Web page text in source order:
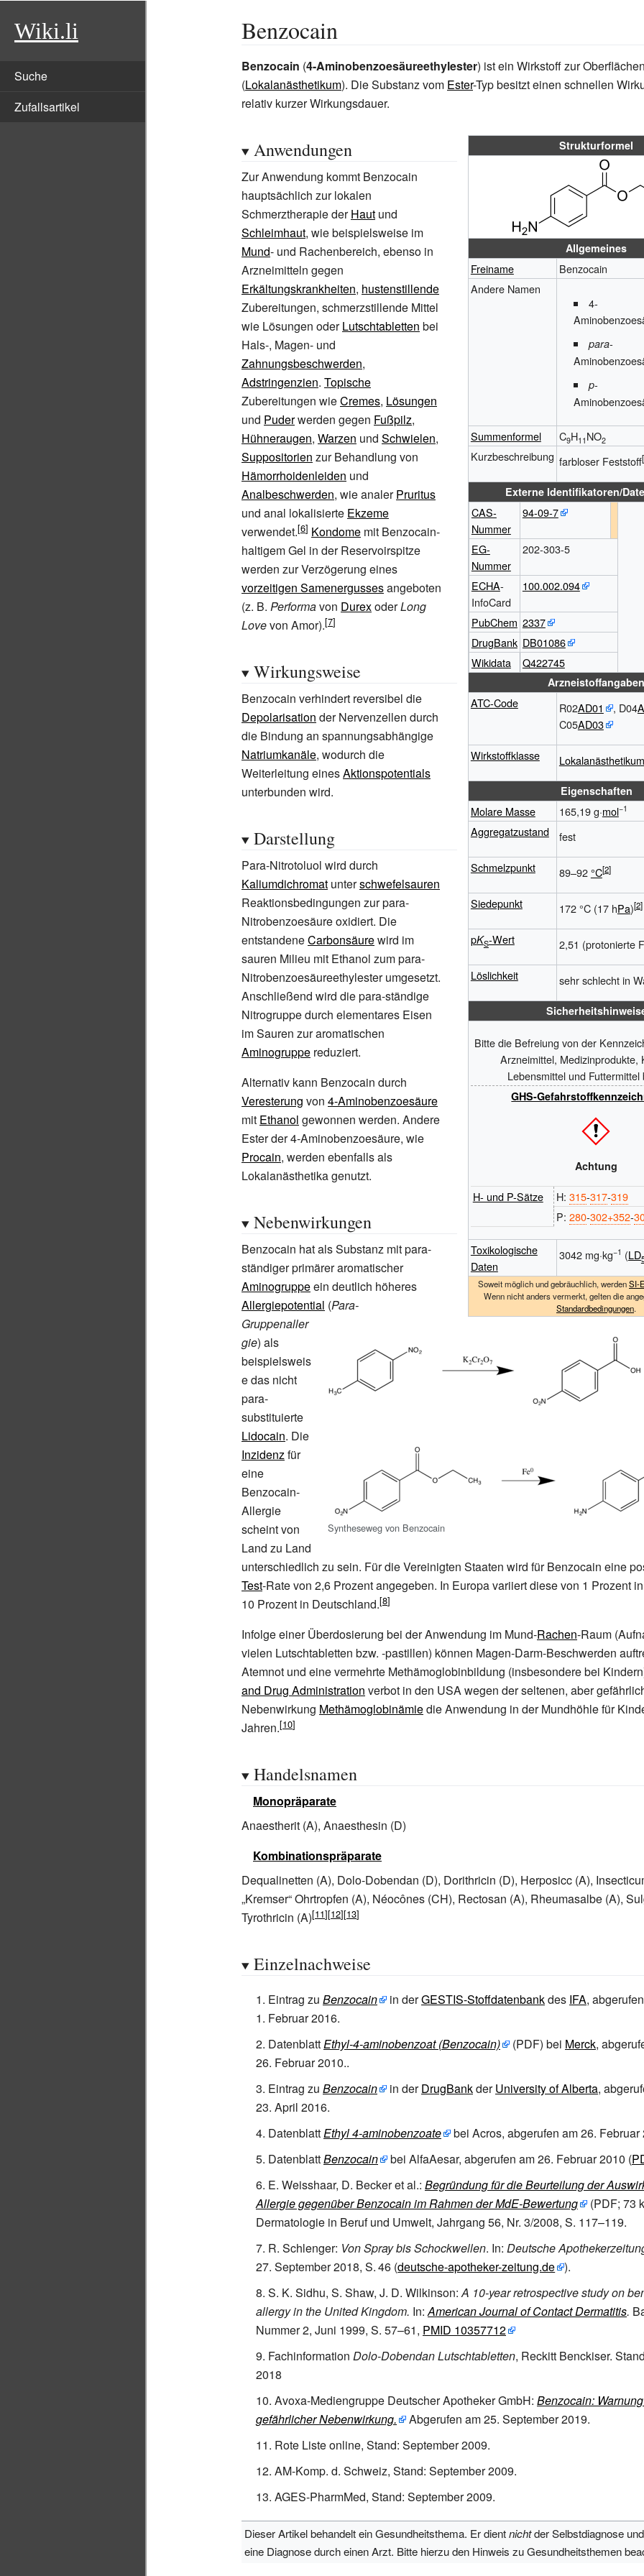
Wiki.li
Suche
Zufallsartikel
Benzocain
Benzocain (4-Aminobenzoesäureethylester) ist ein Wirkstoff zur
(Lokalanästhetikum). Die Substanz vom Ester-Typ besitzt einen schnellen
relativ kurzer Wirkungsdauer.
Strukturformel
Allgemeines
Freiname
Benzocain
Andere Namen
4-
para-
p-
Summenformel C9H11 NO2
Kurzbeschreibung farbloser Feststoff
Externe Identifikatoren/
CAS-
Nummer
94-09-7
EG-
Nummer
202-303-5
ECHA-
InfoCard
100.002.094
PubChem 2337
DrugBank DB01086
Wikidata
Q422745
Arzneistoffangaben
ATC-Code R02AD01 , D04
C05AD03
Wirkstoffklasse Lokalanästhetikum
Eigenschaften
Molare Masse 165,19 g·mol−1
Aggregatzustand fest
Schmelzpunkt 89–92°C
Siedepunkt 172 °C (17 hPa)
pKS-Wert 2,51 (protonierte
Löslichkeit sehr schlecht in
Bitte die Befreiung von der
Arzneimittel, Medizinprodukte,
Lebensmittel und Futtermittel
GHS-
Achtung
H- und P-Sätze H: 315‐317‐319
P: 280‐302+352‐
Toxikologische
Daten
3042 mg·kg−1 (LD
Soweit möglich und gebräuchlich, werdenSI-
Wenn nicht anders vermerkt, gelten die
Standardbedingungen.
Anwendungen
Zur Anwendung kommt Benzocain
hauptsächlich zur lokalen
Schmerztherapie derHaut und
Schleimhaut, wie beispielsweise im
Mund- und Rachenbereich, ebenso in
Arzneimitteln gegen
Erkältungskrankheiten, hustenstillende
Zubereitungen, schmerzstillende Mittel
wie Lösungen oderLutschtabletten bei
Hals-, Magen- und
Zahnungsbeschwerden,
Adstringenzien. Topische
Zubereitungen wieCremes, Lösungen
und Puderwerden gegen Fußpilz,
Hühneraugen, Warzen und Schwielen,
Suppositorien zur Behandlung von
Hämorrhoidenleiden und
Analbeschwerden, wie analerPruritus
und anal lokalisierte Ekzeme
verwendet.
Kondome mit Benzocain-
haltigem Gel in der Reservoirspitze
werden zur Verzögerung eines
vorzeitigen Samenergussesangeboten
(z. B. Performavon DurexoderLong
Lovevon Amor).
Wirkungsweise
Benzocain verhindert reversibel die
Depolarisation der Nervenzellen durch
die Bindung an spannungsabhängige
Natriumkanäle, wodurch die
Weiterleitung einesAktionspotentials
unterbunden wird.
Darstellung
Para-Nitrotoluol wird durch
Kaliumdichromat unterschwefelsauren
Reaktionsbedingungen zur para-
Nitrobenzoesäure oxidiert. Die
entstandeneCarbonsäurewird im
sauren Milieu mit Ethanol zum para-
Nitrobenzoesäureethylester umgesetzt.
Anschließend wird die para-ständige
Nitrogruppe durch elementares Eisen
im Sauren zur aromatischen
Aminogruppe reduziert.
Syntheseweg von Benzocain
Alternativ kann Benzocain durch
Veresterung von 4-Aminobenzoesäure
mit Ethanol gewonnen werden. Andere
Ester der 4-Aminobenzoesäure, wie
Procain, werden ebenfalls als
Lokalanästhetika genutzt.
Nebenwirkungen
Benzocain hat als Substanz mit para-
ständiger primärer aromatischer
Aminogruppeein deutlich höheres
Allergiepotential (Para-
Gruppenaller
gie) als
beispielsweis
e das nicht
para-
substituierte
Lidocain. Die
Inzidenzfür
eine
Benzocain-
Allergie
scheint von
Land zu Land
unterschiedlich zu sein. Für die Vereinigten Staaten wird für Benzocain eine
Test-Rate von 2,6 Prozent angegeben. In Europa variiert diese von 1 Prozent
10 Prozent in Deutschland.
Infolge einer Überdosierung bei der Anwendung im Mund-Rachen-Raum
vielen Lutschtabletten bzw. -pastillen) können Magen-Darm-Beschwerden
Atemnot und eine vermehrte Methämoglobinbildung (insbesondere bei
and Drug Administration verbot in den USA wegen der seltenen, aber
Nebenwirkung Methämoglobinämiedie Anwendung in der Mundhöhle für
Jahren.
Handelsnamen
Monopräparate
Anaestherit (A), Anaesthesin (D)
Kombinationspräparate
Dequalinetten (A), Dolo-Dobendan (D), Dorithricin (D), Herposicc (A),
„Kremser“ Ohrtropfen (A), Néocônes (CH), Rectosan (A), Rheumasalbe (A),
Tyrothricin (A)
Einzelnachweise
Eintrag zu Benzocain in derGESTIS-Stoffdatenbankdes IFA,
1. Februar 2016.
DatenblattEthyl-4-aminobenzoat (Benzocain) (PDF) bei Merck,
26. Februar 2010..
Eintrag zu Benzocain in derDrugBankderUniversity of Alberta,
23. April 2016.
DatenblattEthyl 4-aminobenzoate bei Acros, abgerufen am 26. Februar
DatenblattBenzocain bei AlfaAesar, abgerufen am 26. Februar 2010 (
E. Weisshaar, D. Becker et al.: Begründung für die Beurteilung der
Allergie gegenüber Benzocain im Rahmen der MdE-Bewertung
(PDF; 73
Dermatologie in Beruf und Umwelt, Jahrgang 56, Nr. 3/2008, S. 117–119.
R. Schlenger: Von Spray bis Schockwellen. In: Deutsche
27. September 2018, S.46 (deutsche-apotheker-zeitung.de ).
S. K. Sidhu, S. Shaw, J. D. Wilkinson:A 10-year retrospective study on
allergy in the United Kingdom. In:American Journal of Contact Dermatitis.
Nummer 2, Juni 1999, S. 57–61, PMID 10357712
Fachinformation Dolo-Dobendan Lutschtabletten, Reckitt Benckiser.
2018
Avoxa-Mediengruppe Deutscher Apotheker GmbH: Benzocain:
gefährlicher Nebenwirkung.
Abgerufen am 25. September 2019.
Rote Liste online, Stand: September 2009.
AM-Komp. d. Schweiz, Stand: September 2009.
AGES-PharmMed, Stand: September 2009.
Dieser Artikel behandelt ein Gesundheitsthema. Er dientnichtder Selbstdiagnose
eine Diagnose durch einen Arzt. Bitte hierzu den Hinweis zu Gesundheitsthemen